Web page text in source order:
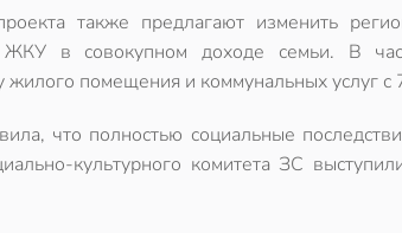
также предлагают изменить
в совокупном доходе семьи. В
жилого помещения и коммунальных услуг
что полностью социальные
культурного комитета ЗС